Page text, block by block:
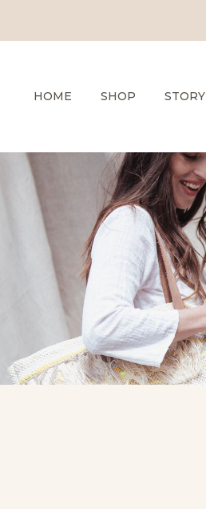
HOME SHOP STORY